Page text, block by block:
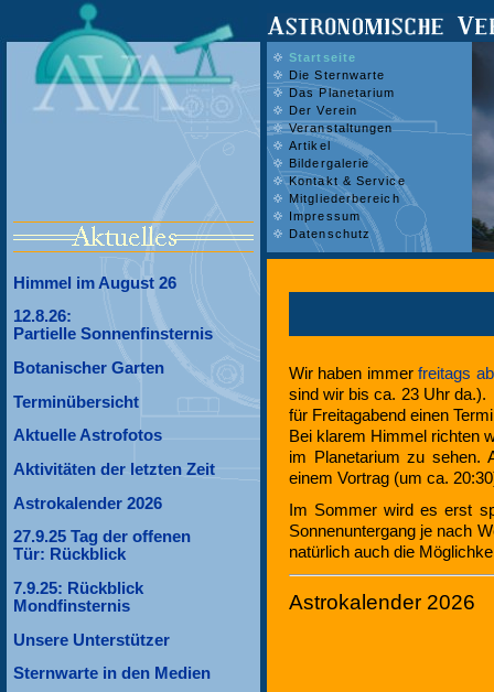
Wir haben immerfreitags
sind wir bis ca. 23 Uhr da.).
für Freitagabend einen
Bei klarem Himmel richten
im Planetarium zu sehen.
einem Vortrag (um ca.
Im Sommer wird es erst
Sonnenuntergang je nach
natürlich auch die
Astrokalender 2026
Startseite
Die Sternwarte
Das Planetarium
Der Verein
Veranstaltungen
Artikel
Bildergalerie
Kontakt & Service
Mitgliederbereich
Impressum
Datenschutz
Himmel im August 26
12.8.26:
Partielle Sonnenfinsternis
Botanischer Garten
Terminübersicht
Aktuelle Astrofotos
Aktivitäten der letzten Zeit
Astrokalender 2026
27.9.25 Tag der offenen
Tür: Rückblick
7.9.25: Rückblick
Mondfinsternis
Unsere Unterstützer
Sternwarte in den Medien